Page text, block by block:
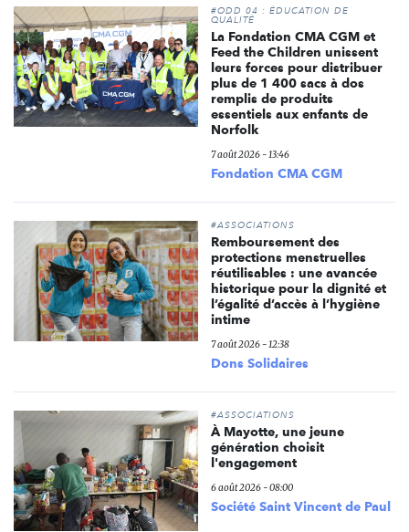
#ODD 04 : ÉDUCATION DE
QUALITÉ
La Fondation CMA CGM et
Feed the Children unissent
leurs forces pour distribuer
plus de 1 400 sacs à dos
remplis de produits
essentiels aux enfants de
Norfolk
7 août 2026 - 13:46
Fondation CMA CGM
#ASSOCIATIONS
Remboursement des
protections menstruelles
réutilisables : une avancée
historique pour la dignité et
l’égalité d’accès à l’hygiène
intime
7 août 2026 - 12:38
Dons Solidaires
#ASSOCIATIONS
À Mayotte, une jeune
génération choisit
l'engagement
6 août 2026 - 08:00
Société Saint Vincent de Paul